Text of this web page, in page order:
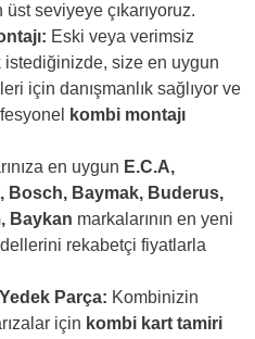
seviyeye çıkarıyoruz.
Eski veya verimsiz
size en uygun
için danışmanlık sağlıyor ve
kombi montajı
en uygun E.C.A,
Bosch, Baymak, Buderus,
Baykan markalarının en yeni
rekabetçi fiyatlarla
Parça: Kombinizin
için kombi kart tamiri